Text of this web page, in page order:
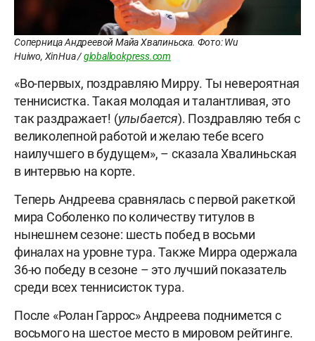
Соперница Андреевой Майа Хвалиньска. Фото: Wu
Huiwo, XinHua /globallookpress.com
«Во-первых, поздравляю Мирру. Ты невероятная
теннисистка. Такая молодая и талантливая, это
так раздражает! (улыбается). Поздравляю тебя с
великолепной работой и желаю тебе всего
наилучшего в будущем», – сказала Хвалиньская
в интервью на корте.
Теперь Андреева сравнялась с первой ракеткой
мира Соболенко по количеству титулов в
нынешнем сезоне: шесть побед в восьми
финалах на уровне тура. Также Мирра одержала
36-ю победу в сезоне – это лучший показатель
среди всех теннисисток тура.
После «Ролан Гаррос» Андреева поднимется с
восьмого на шестое место в мировом рейтинге.